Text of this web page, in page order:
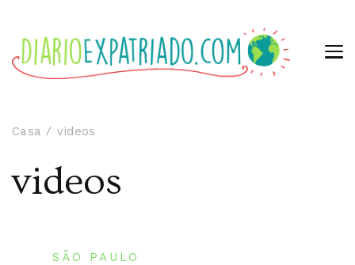
Casa videos
videos
SÃO PAULO